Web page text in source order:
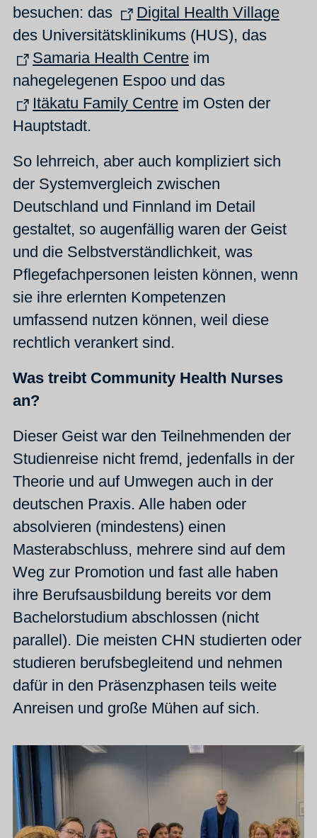
besuchen: das
Digital Health Village
des Universitätsklinikums (HUS), das
Samaria Health Centre im
nahegelegenen Espoo und das
Itäkatu Family Centre im Osten der
Hauptstadt.
So lehrreich, aber auch kompliziert sich
der Systemvergleich zwischen
Deutschland und Finnland im Detail
gestaltet, so augenfällig waren der Geist
und die Selbstverständlichkeit, was
Pflegefachpersonen leisten können, wenn
sie ihre erlernten Kompetenzen
umfassend nutzen können, weil diese
rechtlich verankert sind.
Was treibt Community Health Nurses
an?
Dieser Geist war den Teilnehmenden der
Studienreise nicht fremd, jedenfalls in der
Theorie und auf Umwegen auch in der
deutschen Praxis. Alle haben oder
absolvieren (mindestens) einen
Masterabschluss, mehrere sind auf dem
Weg zur Promotion und fast alle haben
ihre Berufsausbildung bereits vor dem
Bachelorstudium abschlossen (nicht
parallel). Die meisten CHN studierten oder
studieren berufsbegleitend und nehmen
dafür in den Präsenzphasen teils weite
Anreisen und große Mühen auf sich.